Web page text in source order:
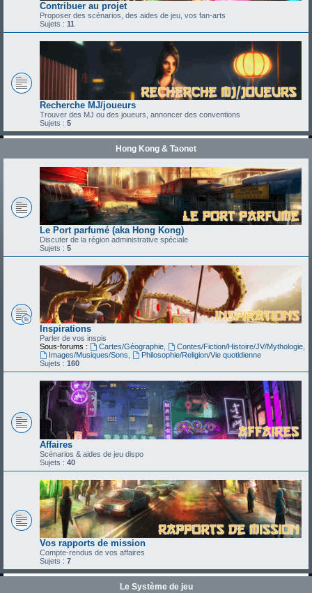
Contribuer au projet
Proposer des scénarios, des aides de jeu, vos fan-arts
Sujets : 11
Recherche MJ/joueurs
Trouver des MJ ou des joueurs, annoncer des conventions
Sujets : 5
Hong Kong & Taonet
Le Port parfumé (aka Hong Kong)
Discuter de la région administrative spéciale
Sujets : 5
Inspirations
Parler de vos inspis
Sous-forums :
Cartes/Géographie, Contes/Fiction/Histoire/JV/Mythologie,
Images/Musiques/Sons
Philosophie/Religion/Vie quotidienne
Sujets : 160
Affaires
Scénarios & aides de jeu dispo
Sujets : 40
Vos rapports de mission
Compte-rendus de vos affaires
Sujets : 7
Le Système de jeu